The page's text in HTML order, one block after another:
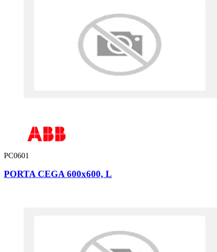
PC0601
PORTA CEGA 600x600, L